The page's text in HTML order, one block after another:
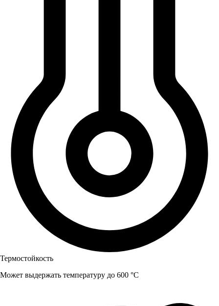
Термостойкость
Может выдержать температуру до 600 °C